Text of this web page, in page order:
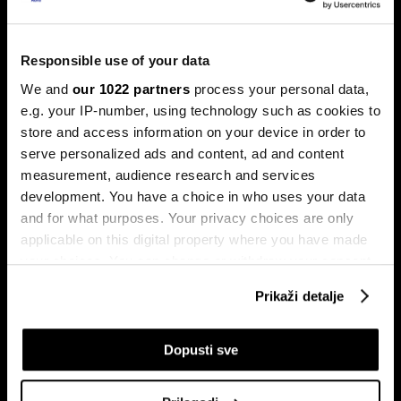
Responsible use of your data
We and our 1022 partners process your personal data,
e.g. your IP-number, using technology such as cookies to
store and access information on your device in order to
serve personalized ads and content, ad and content
measurement, audience research and services
development. You have a choice in who uses your data
and for what purposes. Your privacy choices are only
applicable on this digital property where you have made
your choices. You can change or withdraw your consent
If you allow, we would also like to:
Collect information about your geographical
Prikaži detalje
Dopusti sve
kredite: Prag od 50.000 KM prenizak
potrošačke, odnosno nenamjenske kredite sa sadašnjih
50.000 KM, tvrdeći da taj prag više ne odgovara rastu
plata i životnih troškova.
Transferi do 5.000 KM za svega